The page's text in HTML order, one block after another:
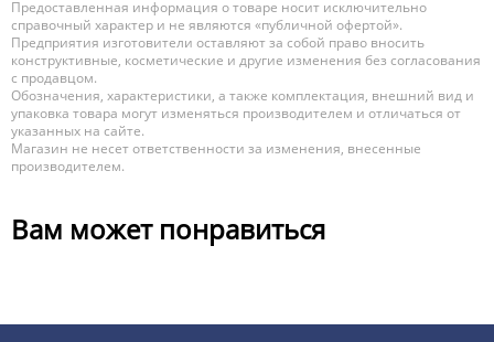
Предоставленная информация о товаре носит исключительно
справочный характер и не являются «публичной офертой».
Предприятия изготовители оставляют за собой право вносить
конструктивные, косметические и другие изменения без согласования
с продавцом.
Обозначения, характеристики, а также комплектация, внешний вид и
упаковка товара могут изменяться производителем и отличаться от
указанных на сайте.
Магазин не несет ответственности за изменения, внесенные
производителем.
Вам может понравиться